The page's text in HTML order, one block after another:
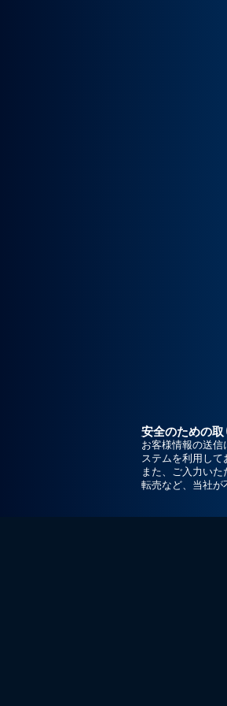
安全のための取
お客様情報の送
ステムを利用して
また、ご入力い
転売など、当社が